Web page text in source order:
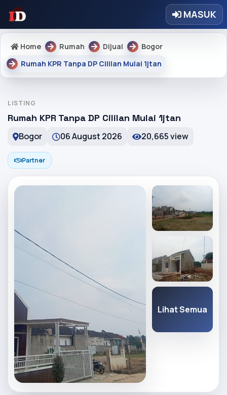
MASUK
Home Rumah Dijual
Bogor
Rumah KPR Tanpa DP Cililan Mulai 1jtan
LISTING
Rumah KPR Tanpa DP Cililan Mulai 1jtan
Bogor 06 August 2026 20,665 view
Partner
Lihat Semua